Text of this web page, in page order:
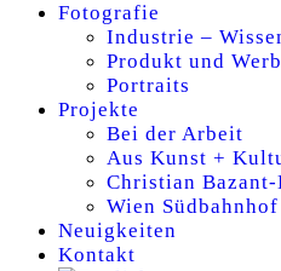
Fotografie
Industrie –
Produkt und
Portraits
Projekte
Bei der Arbeit
Aus Kunst +
Christian Bazant-
Wien Südbahnhof
Neuigkeiten
Kontakt